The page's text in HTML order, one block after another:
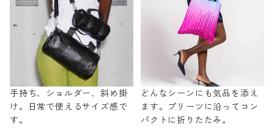
手持ち、ショルダー、斜め掛
け。日常で使えるサイズ感で
す。
どんなシーンにも気品を添え
ます。プリーツに沿ってコン
パクトに折りたたみ。